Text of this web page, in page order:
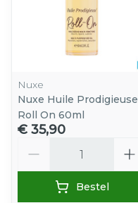
Nuxe
Nuxe Huile Prodigieuse
Roll On 60ml
€ 35,90
Bestel